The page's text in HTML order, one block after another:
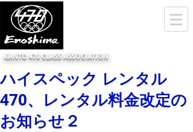
KANTO 470 CLASS ASSOCIATION
ハイスペック レンタル
470、レンタル料金改定の
お知らせ２